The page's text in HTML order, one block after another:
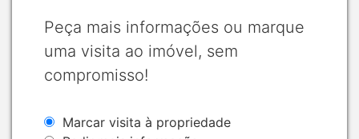
Peça mais informações ou marque
uma visita ao imóvel, sem
compromisso!
Marcar visita à propriedade